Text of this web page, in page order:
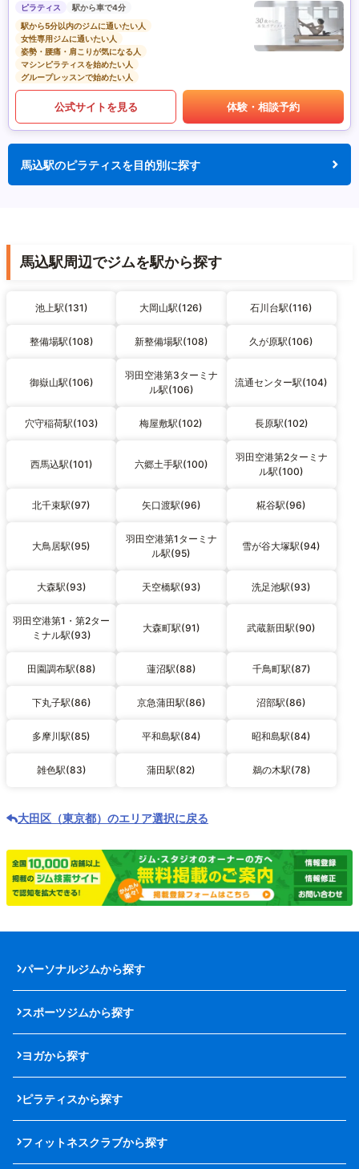
ピラティス
駅から車で4分
駅から5分以内のジムに通いたい人
女性専用ジムに通いたい人
姿勢・腰痛・肩こりが気になる人
マシンピラティスを始めたい人
グループレッスンで始めたい人
公式サイトを見る 体験・相談予約
馬込駅のピラティスを目的別に探す
馬込駅周辺でジムを駅から探す
池上駅(131) 大岡山駅(126) 石川台駅(116)
整備場駅(108) 新整備場駅(108) 久が原駅(106)
御嶽山駅(106)
羽田空港第3ターミナ
ル駅(106)
流通センター駅(104)
穴守稲荷駅(103) 梅屋敷駅(102) 長原駅(102)
西馬込駅(101) 六郷土手駅(100)
羽田空港第2ターミナ
ル駅(100)
北千束駅(97) 矢口渡駅(96) 糀谷駅(96)
大鳥居駅(95)
羽田空港第1ターミナ
ル駅(95)
雪が谷大塚駅(94)
大森駅(93) 天空橋駅(93) 洗足池駅(93)
羽田空港第1・第2ター
ミナル駅(93)
大森町駅(91) 武蔵新田駅(90)
田園調布駅(88) 蓮沼駅(88) 千鳥町駅(87)
下丸子駅(86) 京急蒲田駅(86) 沼部駅(86)
多摩川駅(85) 平和島駅(84) 昭和島駅(84)
雑色駅(83) 蒲田駅(82) 鵜の木駅(78)
大田区（東京都）のエリア選択に戻る
パーソナルジムから探す
スポーツジムから探す
ヨガから探す
ピラティスから探す
フィットネスクラブから探す